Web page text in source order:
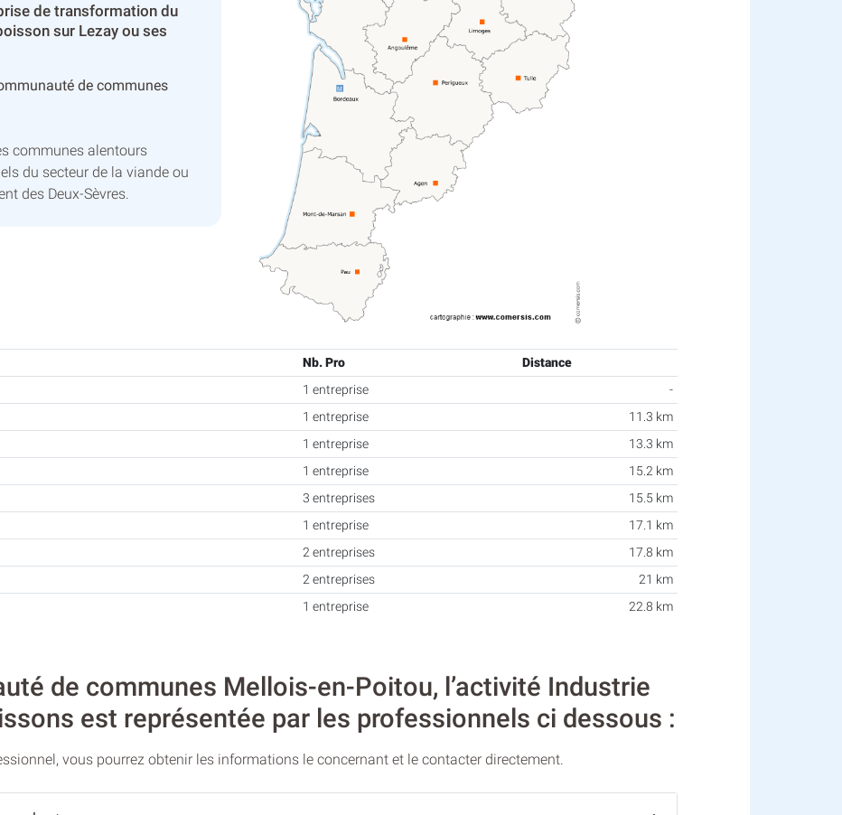
de transformation du
sur Lezay ou ses
de communes
communes alentours
du secteur de la viande ou
des Deux-Sèvres.
Nb. Pro
Distance
1 entreprise
-
1 entreprise
11.3 km
1 entreprise
13.3 km
1 entreprise
15.2 km
3 entreprises
15.5 km
1 entreprise
17.1 km
2 entreprises
17.8 km
2 entreprises
21 km
1 entreprise 22.8 km
de communes Mellois-en-Poitou, l’activité Industrie
est représentée par les professionnels ci dessous :
vous pourrez obtenir les informations le concernant et le contacter directement.